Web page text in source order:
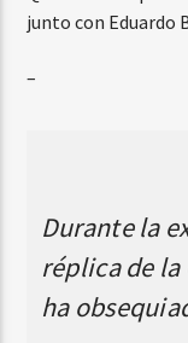
junto con Eduardo
–
Durante la
réplica de la
ha